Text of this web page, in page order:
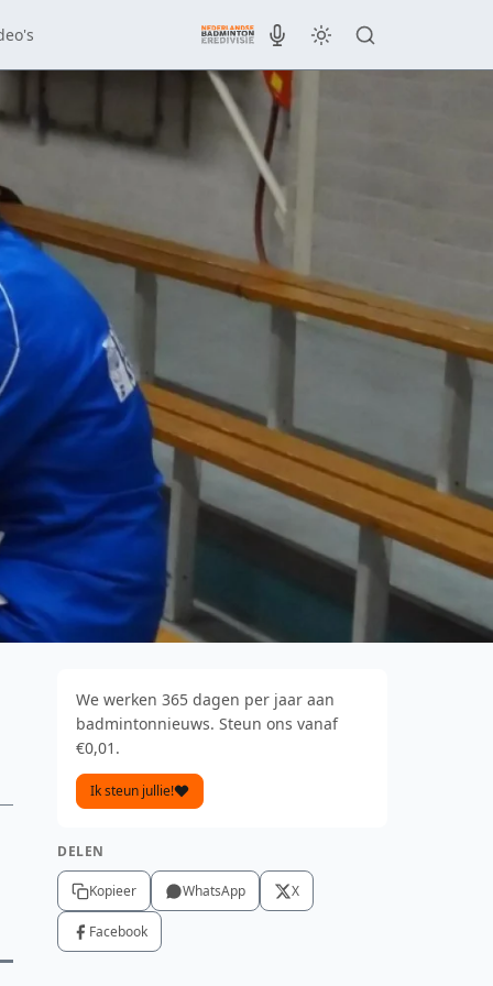
We werken 365 dagen per jaar aan
badmintonnieuws. Steun ons vanaf
€0,01.
Ik steun jullie!
DELEN
Kopieer WhatsApp X
Facebook